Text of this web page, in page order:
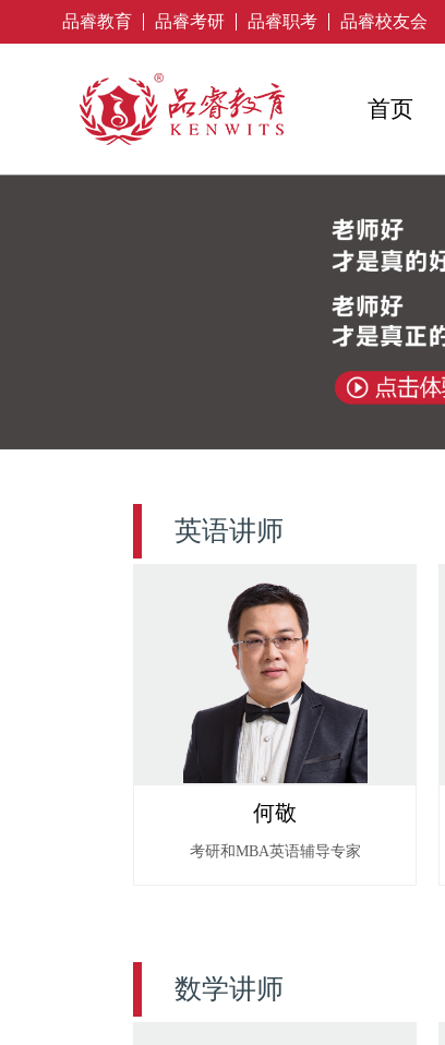
品睿教育 品睿考研 品睿职考 品睿校友会
首页
英语讲师
何敬
考研和MBA英语辅导专家
数学讲师